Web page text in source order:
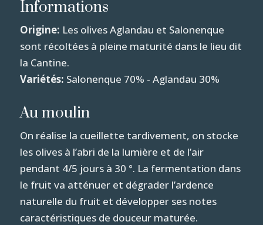
Informations
Origine: Les olives Aglandau et Salonenque
sont récoltées à pleine maturité dans le lieu dit
la Cantine.
Variétés: Salonenque 70% - Aglandau 30%
Au moulin
On réalise la cueillette tardivement, on stocke
les olives à l’abri de la lumière et de l’air
pendant 4/5 jours à 30 °. La fermentation dans
le fruit va atténuer et dégrader l’ardence
naturelle du fruit et développer ses notes
caractéristiques de douceur maturée.